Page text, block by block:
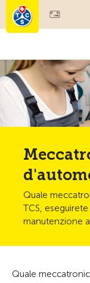
Societariato &
Test, sicurezza &
Quale
TCS,
manutenzione
Quale